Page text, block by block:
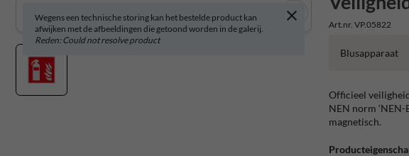
Art.nr. VP.05822
Wegens een technische storing kan het bestelde product kan
afwijken met de afbeeldingen die getoond worden in de galerij.
Reden: Could not resolve product
Blusapparaat
Officieel
NEN norm ‘NEN-
magnetisch.